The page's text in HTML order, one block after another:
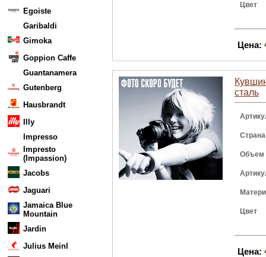
Egoiste
Garibaldi
Gimoka
Goppion Caffe
Guantanamera
Gutenberg
Hausbrandt
Illy
Impresso
Impresto
(Impassion)
Jacobs
Jaguari
Jamaica Blue
Mountain
Jardin
Julius Meinl
Цвет
Цена:
сталь
Объем
Цвет
Цена: